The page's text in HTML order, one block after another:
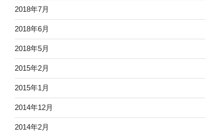
2018年7月
2018年6月
2018年5月
2015年2月
2015年1月
2014年12月
2014年2月